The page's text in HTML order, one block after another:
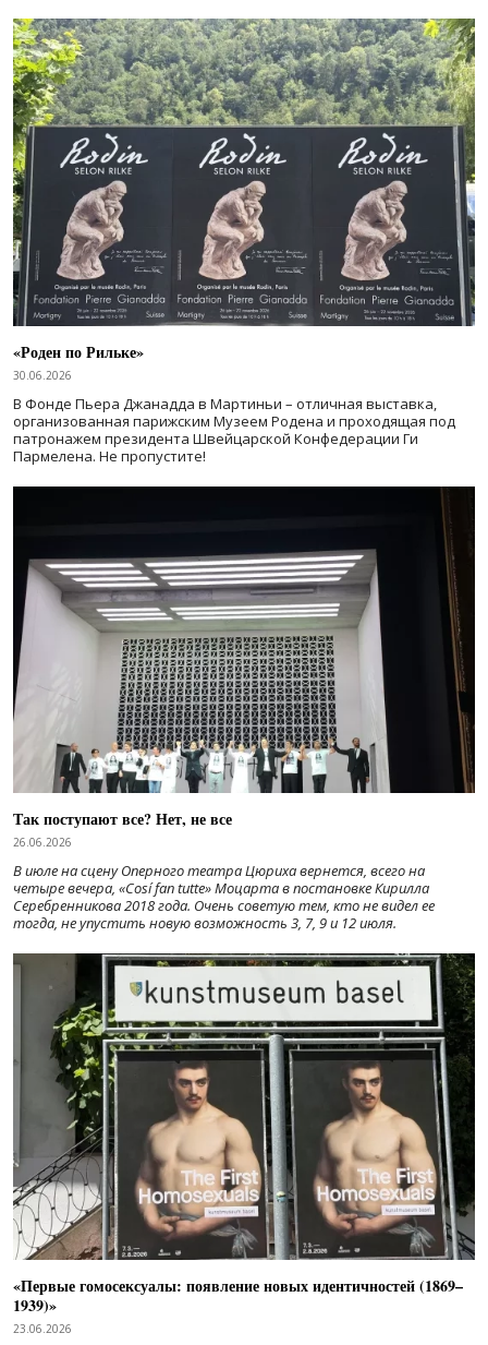
«Роден по Рильке»
30.06.2026
В Фонде Пьера Джанадда в Мартиньи – отличная выставка,
организованная парижским Музеем Родена и проходящая под
патронажем президента Швейцарской Конфедерации Ги
Пармелена. Не пропустите!
Так поступают все? Нет, не все
26.06.2026
В июле на сцену Оперного театра Цюриха вернется, всего на
четыре вечера, «Cosí fan tutte» Моцарта в постановке Кирилла
Серебренникова 2018 года. Очень советую тем, кто не видел ее
тогда, не упустить новую возможность 3, 7, 9 и 12 июля.
«Первые гомосексуалы: появление новых идентичностей (1869–
1939)»
23.06.2026